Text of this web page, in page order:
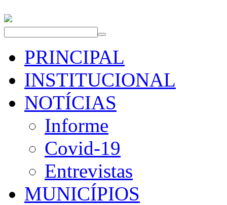
PRINCIPAL
INSTITUCIONAL
NOTÍCIAS
Informe
Covid-19
Entrevistas
MUNICÍPIOS